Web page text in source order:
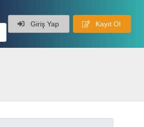
Giriş Yap Kayıt Ol